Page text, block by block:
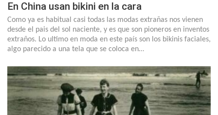
En China usan bikini en la cara
Como ya es habitual casi todas las modas extrañas nos vienen
desde el pais del sol naciente, y es que son pioneros en inventos
extraños. Lo ultimo en moda en este país son los bikinis faciales,
algo parecido a una tela que se coloca en…